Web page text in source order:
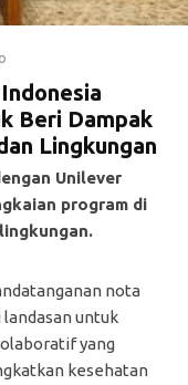
Beri Dampak
Lingkungan
Unilever
program di
nota
landasan untuk
yang
kesehatan